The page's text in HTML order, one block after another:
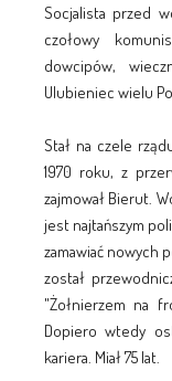
Socjalista przed
czołowy
dowcipów,
Ulubieniec wielu
Stał na czele
1970 roku, z
zajmował Bierut.
jest najtańszym
zamawiać nowych
został
"Żołnierzem na
Dopiero wtedy
kariera. Miał 75 lat.